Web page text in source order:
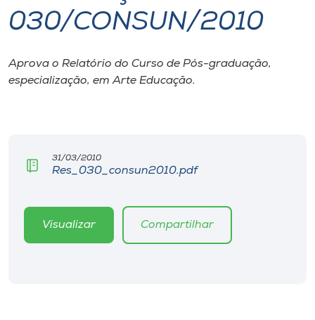
I.nova
Diplomados
CPA
Editora
030/CONSUN/2010
Aprova o Relatório do Curso de Pós-graduação,
especialização, em Arte Educação.
31/03/2010
Res_030_consun2010.pdf
Visualizar Compartilhar